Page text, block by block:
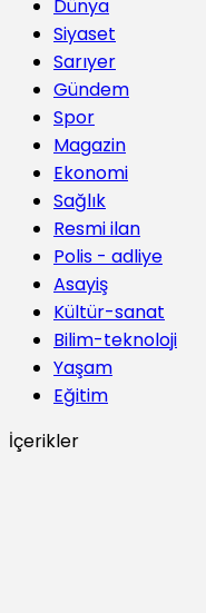
Dünya
Siyaset
Sarıyer
Gündem
Spor
Magazin
Ekonomi
Sağlık
Resmi ilan
Polis - adliye
Asayiş
Kültür-sanat
Bilim-teknoloji
Yaşam
Eğitim
İçerikler